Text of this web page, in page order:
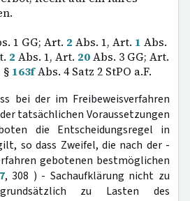
1 GG; Art. 2 Abs. 1, Art. 1 Abs.
2 Abs. 1, Art. 20Abs. 3 GG; Art.
§ 163fAbs. 4 Satz 2 StPO a.F.
bei der im Freibeweisverfahren
tatsächlichen Voraussetzungen
die Entscheidungsregel in
so dass Zweifel, die nach der -
gebotenen bestmöglichen
, 308 ) - Sachaufklärung nicht zu
zu Lasten des